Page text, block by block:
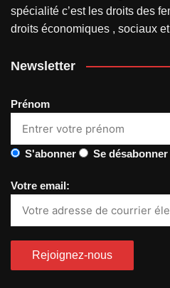
spécialité c’est les droits des
droits économiques , sociaux
Newsletter
Prénom
S'abonner Se désabonner
Votre email: